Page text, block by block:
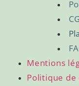
Mentions
Politique